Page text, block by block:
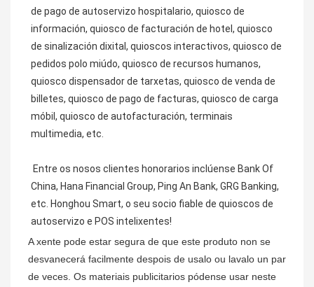
de pago de autoservizo hospitalario, quiosco de
información, quiosco de facturación de hotel, quiosco
de sinalización dixital, quioscos interactivos, quiosco de
pedidos polo miúdo, quiosco de recursos humanos,
quiosco dispensador de tarxetas, quiosco de venda de
billetes, quiosco de pago de facturas, quiosco de carga
móbil, quiosco de autofacturación, terminais
multimedia, etc.
China, Hana Financial Group, Ping An Bank, GRG Banking,
etc. Honghou Smart, o seu socio fiable de quioscos de
autoservizo e POS intelixentes!
A xente pode estar segura de que este produto non se
desvanecerá facilmente despois de usalo ou lavalo un par
de veces. Os materiais publicitarios pódense usar neste